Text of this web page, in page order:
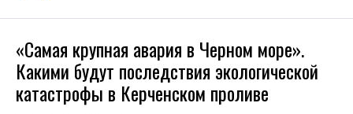
«Самая крупная авария в Черном море».
Какими будут последствия экологической
катастрофы в Керченском проливе